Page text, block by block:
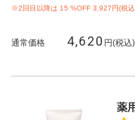
※2回目以降は 15 %OFF 3,927円(税
通常価格 4,620 円(税込)
薬